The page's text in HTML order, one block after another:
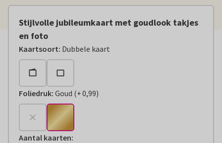
Stijlvolle jubileumkaart met goudlook takjes
en foto
Kaartsoort: Dubbele kaart
Foliedruk: Goud (
+€ 0,99
+0,99)
Aantal kaarten: